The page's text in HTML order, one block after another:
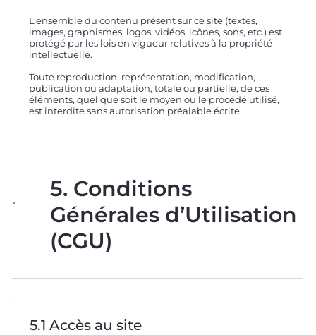
5.1 Accès au site
5. Conditions
Générales d’Utilisation
(CGU)
L’ensemble du contenu présent sur ce site (textes,
images, graphismes, logos, vidéos, icônes, sons, etc.) est
protégé par les lois en vigueur relatives à la propriété
intellectuelle.
Toute reproduction, représentation, modification,
publication ou adaptation, totale ou partielle, de ces
éléments, quel que soit le moyen ou le procédé utilisé,
est interdite sans autorisation préalable écrite.